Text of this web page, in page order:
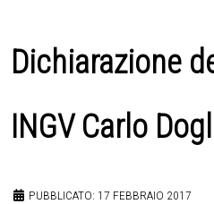
Dichiarazione
INGV Carlo
PUBBLICATO: 17 FEBBRAIO 2017